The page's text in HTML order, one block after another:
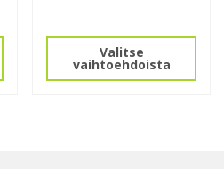
Valitse
vaihtoehdoista
on
useampi
muunnelma.